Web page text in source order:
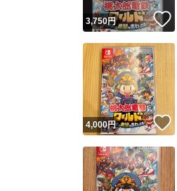
3,750円
4,000円